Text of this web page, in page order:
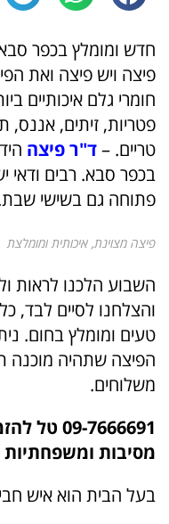
חדש ומומלץ בכפר
פיצה ויש פיצה ואת
חומרי גלם איכותיים
פטריות, זיתים, אננס,
טריים. –ד"ר פיצה
בכפר סבא. רבים ודאי
פתוחה גם בשישי
פיצה מצוינת, איכותית ומומלצת
השבוע הלכנו לראות
והצלחנו לסיים
טעים ומומלץ בחום.
הפיצה שתהיה מוכנה
משלוחים.
09-
מסיבות ומשפחתיות
בעל הבית הוא איש